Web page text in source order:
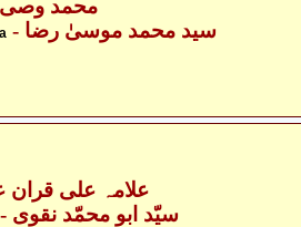
- محمد
- سید محمد موسیٰ رضا
- علامہ علی قران
- سیّد ابو محمّد نقوی